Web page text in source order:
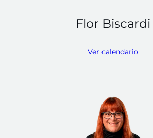
Flor Biscardi
Ver calendario